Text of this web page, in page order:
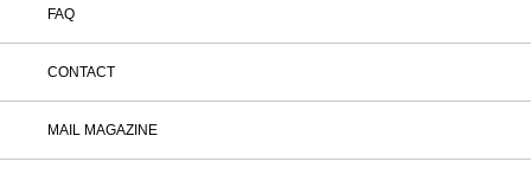
FAQ
CONTACT
MAIL MAGAZINE